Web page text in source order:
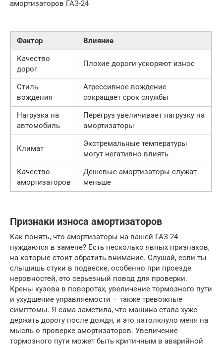
амортизаторов ГАЗ-24
Фактор
Влияние
Качество
дорог
Плохие дороги ускоряют износ
Стиль
вождения
Агрессивное вождение
сокращает срок службы
Нагрузка на
автомобиль
Перегруз увеличивает нагрузку на
амортизаторы
Климат
Экстремальные температуры
могут негативно влиять
Качество
амортизаторов
Дешевые амортизаторы служат
меньше
Признаки износа амортизаторов
Как понять, что амортизаторы на вашей ГАЗ-24
нуждаются в замене? Есть несколько явных признаков,
на которые стоит обратить внимание. Слушай, если ты
слышишь стуки в подвеске, особенно при проезде
неровностей, это серьезный повод для проверки.
Крены кузова в поворотах, увеличение тормозного пути
и ухудшение управляемости – также тревожные
симптомы. Я сама заметила, что машина стала хуже
держать дорогу после дождя, и это натолкнуло меня на
мысль о проверке амортизаторов. Увеличение
тормозного пути может быть критичным в аварийной